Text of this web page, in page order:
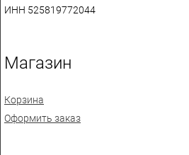
ИНН 525819772044
Магазин
Корзина
Оформить заказ